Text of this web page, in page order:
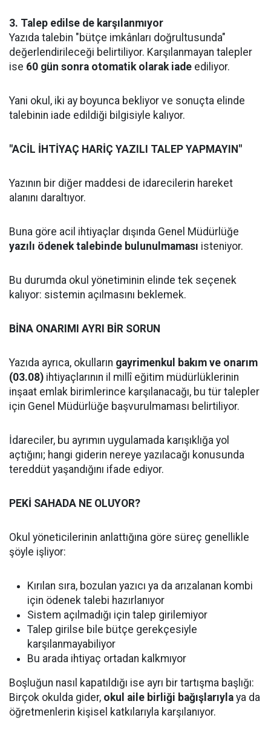
3. Talep edilse de karşılanmıyor
Yazıda talebin "bütçe imkânları doğrultusunda"
değerlendirileceği belirtiliyor. Karşılanmayan talepler
ise 60 gün sonra otomatik olarak iade ediliyor.
Yani okul, iki ay boyunca bekliyor ve sonuçta elinde
talebinin iade edildiği bilgisiyle kalıyor.
"ACİL İHTİYAÇ HARİÇ YAZILI TALEP YAPMAYIN"
Yazının bir diğer maddesi de idarecilerin hareket
alanını daraltıyor.
Buna göre acil ihtiyaçlar dışında Genel Müdürlüğe
yazılı ödenek talebinde bulunulmaması isteniyor.
Bu durumda okul yönetiminin elinde tek seçenek
kalıyor: sistemin açılmasını beklemek.
BİNA ONARIMI AYRI BİR SORUN
Yazıda ayrıca, okulların gayrimenkul bakım ve onarım
(03.08) ihtiyaçlarının il millî eğitim müdürlüklerinin
inşaat emlak birimlerince karşılanacağı, bu tür talepler
için Genel Müdürlüğe başvurulmaması belirtiliyor.
İdareciler, bu ayrımın uygulamada karışıklığa yol
açtığını; hangi giderin nereye yazılacağı konusunda
tereddüt yaşandığını ifade ediyor.
PEKİ SAHADA NE OLUYOR?
Okul yöneticilerinin anlattığına göre süreç genellikle
şöyle işliyor:
Kırılan sıra, bozulan yazıcı ya da arızalanan kombi
için ödenek talebi hazırlanıyor
Sistem açılmadığı için talep girilemiyor
Talep girilse bile bütçe gerekçesiyle
karşılanmayabiliyor
Bu arada ihtiyaç ortadan kalkmıyor
Boşluğun nasıl kapatıldığı ise ayrı bir tartışma başlığı:
Birçok okulda gider, okul aile birliği bağışlarıyla ya da
öğretmenlerin kişisel katkılarıyla karşılanıyor.